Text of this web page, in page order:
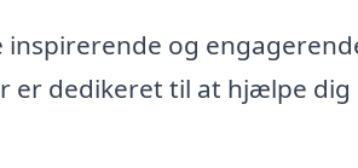
og
er dedikeret til at hjælpe